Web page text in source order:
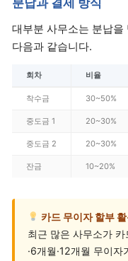
대부분 사무소는 분납
다음과 같습니다.
회차 비율
착수금 30~50%
중도금 1 20~30%
중도금 2 20~30%
잔금 10~20%
카드 무이자 할부
최근 많은 사무소가
·6개월·12개월 무이